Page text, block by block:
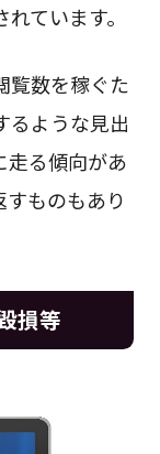
ています。
覧数を稼ぐた
るような見出
走る傾向があ
ものもあり
損等